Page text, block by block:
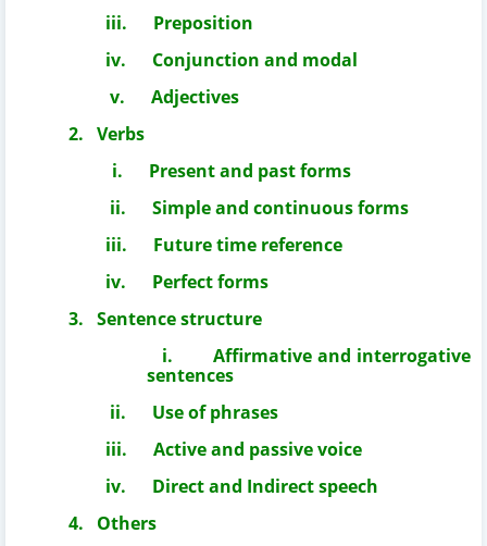
iii.
Preposition
iv.
Conjunction and modal
v.
Adjectives
2. Verbs
i.
Present and past forms
ii.
Simple and continuous forms
iii.
Future time reference
iv.
Perfect forms
3. Sentence structure
i.
Affirmative and interrogative
sentences
ii.
Use of phrases
iii.
Active and passive voice
iv.
Direct and Indirect speech
4.
Others